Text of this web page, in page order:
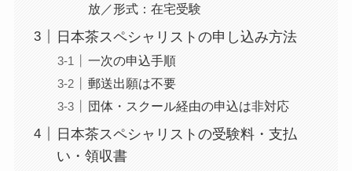
放／形式：在宅受験
日本茶スペシャリストの申し込み方法
一次の申込手順
郵送出願は不要
団体・スクール経由の申込は非対応
日本茶スペシャリストの受験料・支払
い・領収書